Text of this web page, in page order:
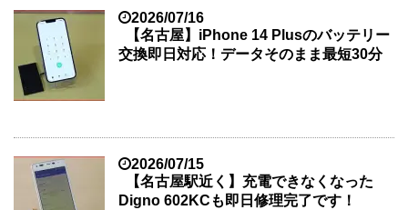
2026/07/16
【名古屋】iPhone 14 Plusのバッテリー
交換即日対応！データそのまま最短30分
2026/07/15
【名古屋駅近く】充電できなくなった
Digno 602KCも即日修理完了です！